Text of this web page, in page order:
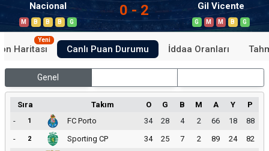
Nacional
M B B B G
0 - 2 Gil Vicente
G M M B G
Haritası
Yeni
Canlı Puan Durumu İddaa Oranları
Genel
Sıra Takım O G B M A Y
P
-
1 FC Porto 34 28 4 2 66 18
88
-
2 Sporting CP 34 25 7 2 89 24
82